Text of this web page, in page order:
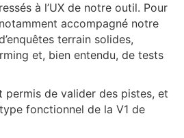
à l’UX de notre outil. Pour
accompagné notre
terrain solides,
et, bien entendu, de tests
permis de valider des pistes, et
fonctionnel de la V1 de